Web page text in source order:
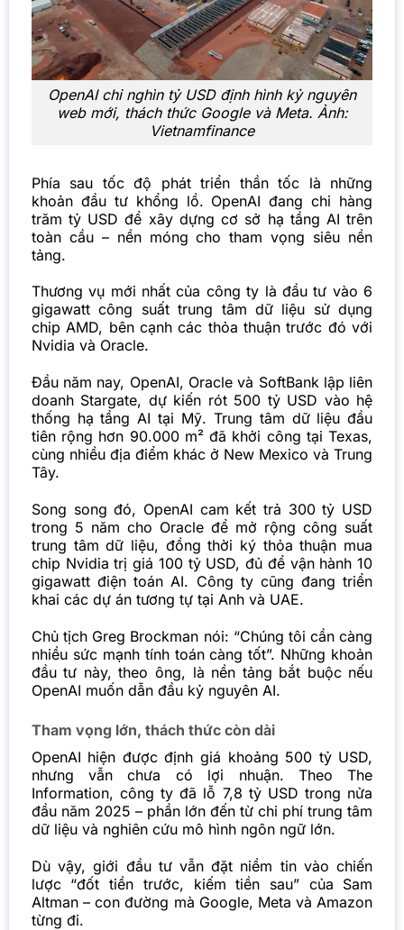
OpenAI chi nghìn tỷ USD định hình kỷ nguyên
web mới, thách thức Google và Meta. Ảnh:
Vietnamfinance
Phía sau tốc độ phát triển thần tốc là những
khoản đầu tư khổng lồ. OpenAI đang chi hàng
trăm tỷ USD để xây dựng cơ sở hạ tầng AI trên
toàn cầu – nền móng cho tham vọng siêu nền
tảng.
Thương vụ mới nhất của công ty là đầu tư vào 6
gigawatt công suất trung tâm dữ liệu sử dụng
chip AMD, bên cạnh các thỏa thuận trước đó với
Nvidia và Oracle.
Đầu năm nay, OpenAI, Oracle và SoftBank lập liên
doanh Stargate, dự kiến rót 500 tỷ USD vào hệ
thống hạ tầng AI tại Mỹ. Trung tâm dữ liệu đầu
tiên rộng hơn 90.000 m² đã khởi công tại Texas,
cùng nhiều địa điểm khác ở New Mexico và Trung
Tây.
Song song đó, OpenAI cam kết trả 300 tỷ USD
trong 5 năm cho Oracle để mở rộng công suất
trung tâm dữ liệu, đồng thời ký thỏa thuận mua
chip Nvidia trị giá 100 tỷ USD, đủ để vận hành 10
gigawatt điện toán AI. Công ty cũng đang triển
khai các dự án tương tự tại Anh và UAE.
Chủ tịch Greg Brockman nói: “Chúng tôi cần càng
nhiều sức mạnh tính toán càng tốt”. Những khoản
đầu tư này, theo ông, là nền tảng bắt buộc nếu
OpenAI muốn dẫn đầu kỷ nguyên AI.
Tham vọng lớn, thách thức còn dài
OpenAI hiện được định giá khoảng 500 tỷ USD,
nhưng vẫn chưa có lợi nhuận. Theo The
Information, công ty đã lỗ 7,8 tỷ USD trong nửa
đầu năm 2025 – phần lớn đến từ chi phí trung tâm
dữ liệu và nghiên cứu mô hình ngôn ngữ lớn.
Dù vậy, giới đầu tư vẫn đặt niềm tin vào chiến
lược “đốt tiền trước, kiếm tiền sau” của Sam
Altman – con đường mà Google, Meta và Amazon
từng đi.